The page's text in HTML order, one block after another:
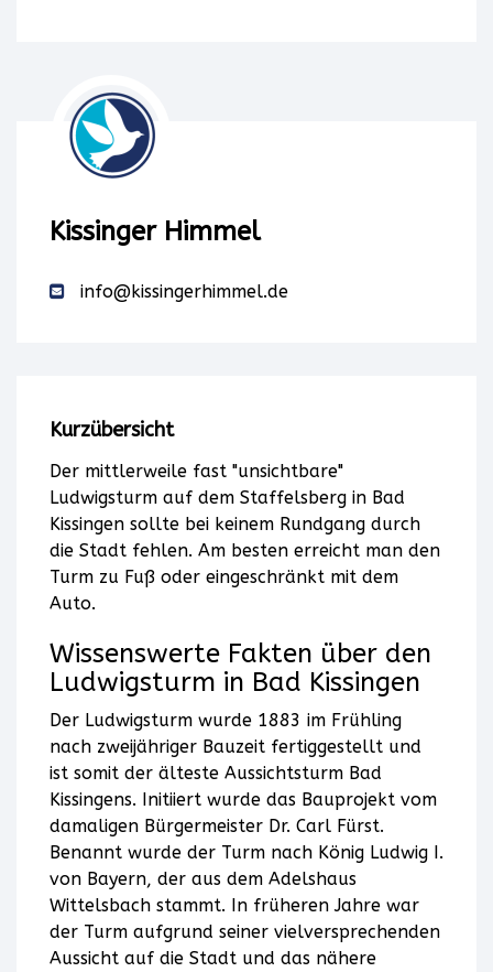
Drittanbieters,
um
einzubetten.
Dieser
Daten
zu
Ihren
Aktivitäten
Bitte
lesen
Sie
die
Details
durch
und
Kissinger Himmel
info@kissingerhimmel.de
Kurzübersicht
Der mittlerweile fast "unsichtbare"
Ludwigsturm auf dem Staffelsberg in Bad
Kissingen sollte bei keinem Rundgang durch
die Stadt fehlen. Am besten erreicht man den
Turm zu Fuß oder eingeschränkt mit dem
Auto.
Wissenswerte Fakten über den
Ludwigsturm in Bad Kissingen
Der Ludwigsturm wurde 1883 im Frühling
nach zweijähriger Bauzeit fertiggestellt und
ist somit der älteste Aussichtsturm Bad
Kissingens. Initiiert wurde das Bauprojekt vom
damaligen Bürgermeister Dr. Carl Fürst.
Benannt wurde der Turm nach König Ludwig I.
von Bayern, der aus dem Adelshaus
Wittelsbach stammt. In früheren Jahre war
der Turm aufgrund seiner vielversprechenden
Aussicht auf die Stadt und das nähere